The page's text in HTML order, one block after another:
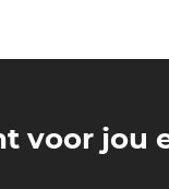
voor jou